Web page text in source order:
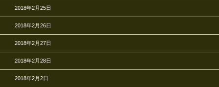
2018年2月25日
2018年2月26日
2018年2月27日
2018年2月28日
2018年2月2日